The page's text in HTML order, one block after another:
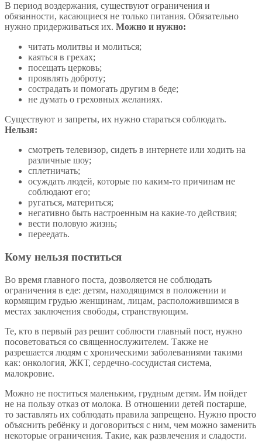
В период воздержания, существуют ограничения и
обязанности, касающиеся не только питания. Обязательно
нужно придерживаться их. Можно и нужно:
читать молитвы и молиться;
каяться в грехах;
посещать церковь;
проявлять доброту;
сострадать и помогать другим в беде;
не думать о греховных желаниях.
Существуют и запреты, их нужно стараться соблюдать.
Нельзя:
смотреть телевизор, сидеть в интернете или ходить на
различные шоу;
сплетничать;
осуждать людей, которые по каким-то причинам не
соблюдают его;
ругаться, материться;
негативно быть настроенным на какие-то действия;
вести половую жизнь;
переедать.
Кому нельзя поститься
Во время главного поста, дозволяется не соблюдать
ограничения в еде: детям, находящимся в положении и
кормящим грудью женщинам, лицам, расположившимся в
местах заключения свободы, странствующим.
Те, кто в первый раз решит соблюсти главный пост, нужно
посоветоваться со священнослужителем. Также не
разрешается людям с хроническими заболеваниями такими
как: онкология, ЖКТ, сердечно-сосудистая система,
малокровие.
Можно не поститься маленьким, грудным детям. Им пойдет
не на пользу отказ от молока. В отношении детей постарше,
то заставлять их соблюдать правила запрещено. Нужно просто
объяснить ребёнку и договориться с ним, чем можно заменить
некоторые ограничения. Такие, как развлечения и сладости.